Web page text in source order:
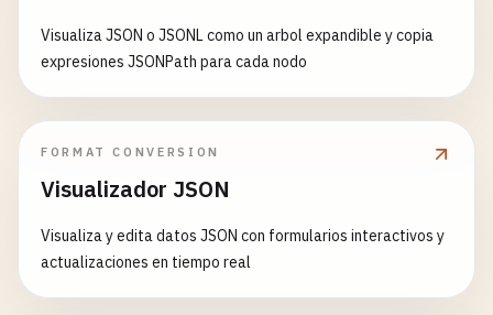
Visualiza JSON o JSONL como un arbol expandible y copia
expresiones JSONPath para cada nodo
FORMAT CONVERSION
Visualizador JSON
Visualiza y edita datos JSON con formularios interactivos y
actualizaciones en tiempo real